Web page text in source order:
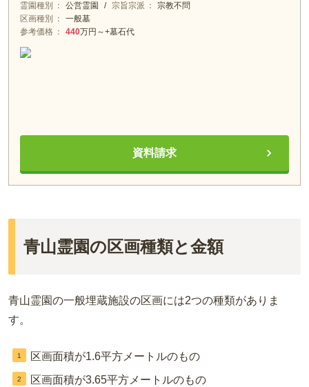
霊園種別
公営霊園 / 宗旨宗派
宗教不問
区画種別
一般墓
参考価格
440万円～+墓石代
資料請求
青山霊園の区画種類と金額
青山霊園の一般埋蔵施設の区画には2つの種類がありま
す。
区画面積が1.6平方メートルのもの
区画面積が3.65平方メートルのもの